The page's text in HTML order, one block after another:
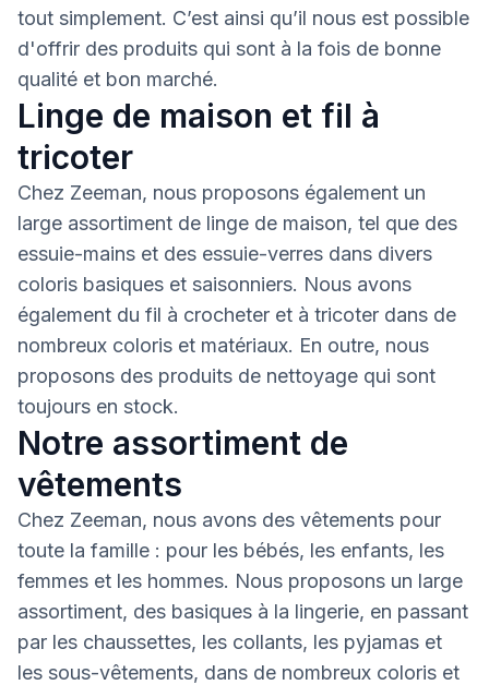
tout simplement. C’est ainsi qu’il nous est possible
d'offrir des produits qui sont à la fois de bonne
qualité et bon marché.
Linge de maison et fil à
tricoter
Chez Zeeman, nous proposons également un
large assortiment de linge de maison, tel que des
essuie-mains et des essuie-verres dans divers
coloris basiques et saisonniers. Nous avons
également du fil à crocheter et à tricoter dans de
nombreux coloris et matériaux. En outre, nous
proposons des produits de nettoyage qui sont
toujours en stock.
Notre assortiment de
vêtements
Chez Zeeman, nous avons des vêtements pour
toute la famille : pour les bébés, les enfants, les
femmes et les hommes. Nous proposons un large
assortiment, des basiques à la lingerie, en passant
par les chaussettes, les collants, les pyjamas et
les sous-vêtements, dans de nombreux coloris et